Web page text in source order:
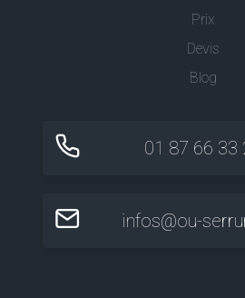
Prix
Devis
Blog
01 87 66 33
infos@ou-